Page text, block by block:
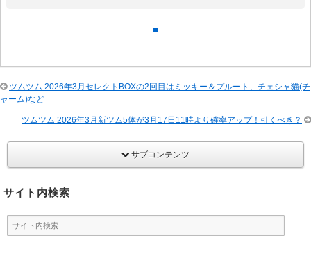
■
ツムツム 2026年3月セレクトBOXの2回目はミッキー＆プルート、チェシャ猫(チ
ャーム)など
ツムツム 2026年3月新ツム5体が3月17日11時より確率アップ！引くべき？
サブコンテンツ
サイト内検索